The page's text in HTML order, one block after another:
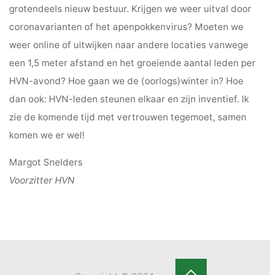
grotendeels nieuw bestuur. Krijgen we weer uitval door
coronavarianten of het apenpokkenvirus? Moeten we
weer online of uitwijken naar andere locaties vanwege
een 1,5 meter afstand en het groeiende aantal leden per
HVN-avond? Hoe gaan we de (oorlogs)winter in? Hoe
dan ook: HVN-leden steunen elkaar en zijn inventief. Ik
zie de komende tijd met vertrouwen tegemoet, samen
komen we er wel!
Margot Snelders
Voorzitter HVN